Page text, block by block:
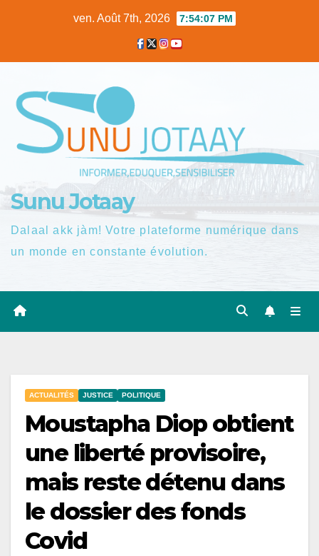
ven. Août 7th, 2026 7:54:08 PM
Sunu Jotaay
Dalaal akk jàm! Votre plateforme numérique dans
un monde en constante évolution.
ACTUALITÉS JUSTICE POLITIQUE
Moustapha Diop obtient
une liberté provisoire,
mais reste détenu dans
le dossier des fonds
Covid